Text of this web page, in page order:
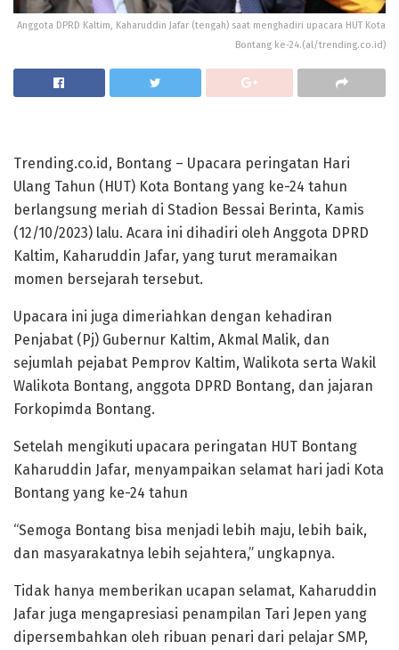
Anggota DPRD Kaltim, Kaharuddin Jafar (tengah) saat menghadiri upacara HUT Kota
Bontang ke-24.(al/trending.co.id)
Trending.co.id, Bontang – Upacara peringatan Hari
Ulang Tahun (HUT) Kota Bontang yang ke-24 tahun
berlangsung meriah di Stadion Bessai Berinta, Kamis
(12/10/2023) lalu. Acara ini dihadiri oleh Anggota DPRD
Kaltim, Kaharuddin Jafar, yang turut meramaikan
momen bersejarah tersebut.
Upacara ini juga dimeriahkan dengan kehadiran
Penjabat (Pj) Gubernur Kaltim, Akmal Malik, dan
sejumlah pejabat Pemprov Kaltim, Walikota serta Wakil
Walikota Bontang, anggota DPRD Bontang, dan jajaran
Forkopimda Bontang.
Setelah mengikuti upacara peringatan HUT Bontang
Kaharuddin Jafar, menyampaikan selamat hari jadi Kota
Bontang yang ke-24 tahun
“Semoga Bontang bisa menjadi lebih maju, lebih baik,
dan masyarakatnya lebih sejahtera,” ungkapnya.
Tidak hanya memberikan ucapan selamat, Kaharuddin
Jafar juga mengapresiasi penampilan Tari Jepen yang
dipersembahkan oleh ribuan penari dari pelajar SMP,